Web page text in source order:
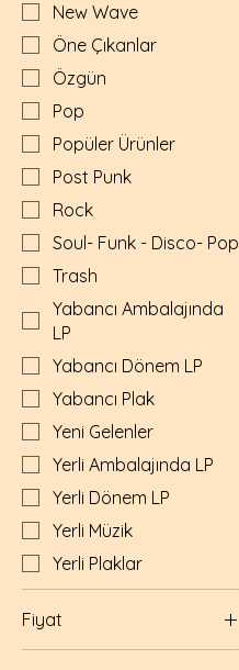
New Wave
Öne Çıkanlar
Özgün
Pop
Popüler Ürünler
Post Punk
Rock
Soul- Funk - Disco- Pop
Trash
Yabancı Ambalajında
LP
Yabancı Dönem LP
Yabancı Plak
Yeni Gelenler
Yerli Ambalajında LP
Yerli Dönem LP
Yerli Müzik
Yerli Plaklar
Fiyat